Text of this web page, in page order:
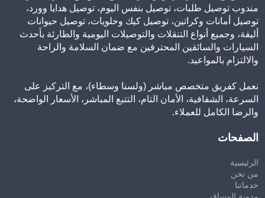
مندوب توصيل طلبات، توصيل بنفس اليوم، توصيل هدايا وورد،
توصيل أمانات وكراتين، توصيل كيك وحلويات، توصيل حيوانات
أليفة، وجميع أنواع التنقلات والتوصيلات اليومية والطارئة بأحدث
السيارات والسائقين المحترفين مع ضمان السلامة والراحة
والالتزام بالمواعيد.
نعمل كفريق متخصص مباشر (ولسنا وسطاء)، مع التركيز على
السرعة، الشفافية، الأمان التام، التتبع المباشر، الأسعار الواضحة،
والرضا الكامل للعملاء.
الصفحات
الرئيسية
من نحن
خدماتنا